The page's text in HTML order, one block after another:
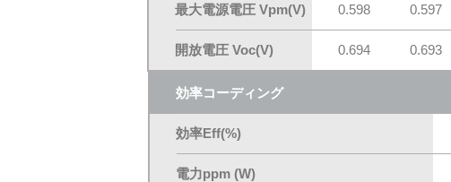
最大電源電圧 Vpm(V) 0.598 0.597
開放電圧 Voc(V) 0.694 0.693
効率コーディング
効率Eff(%)
電力ppm (W)